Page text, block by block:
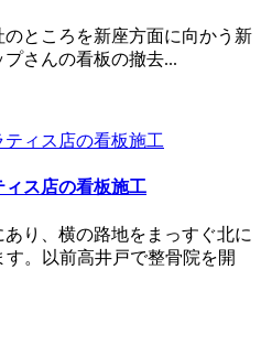
ところを新座方面に向かう新
さんの看板の撤去...
ス店の看板施工
り、横の路地をまっすぐ北に
。以前高井戸で整骨院を開